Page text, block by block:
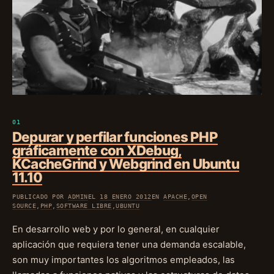
Depurar y perfilar funciones PHP
gráficamente con XDebug,
KCacheGrind y Webgrind en Ubuntu
11.10
PUBLICADO PORADMINEL 18 ENERO 2012 ENAPACHE
OPEN
SOURCE
PHP SOFTWARE LIBRE ,UBUNTU
En desarrollo web y por lo general, en cualquier
aplicación que requiera tener una demanda escalable,
son muy importantes los algoritmos empleados, las